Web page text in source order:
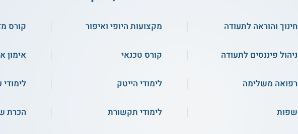
חינוך והוראה לתעודה מקצועות היופי ואיפור קורס
ניהול פיננסים לתעודה קורס טכנאי אימון
רפואה משלימה לימודי הייטק לימודי
שפות לימודי תקשורת הכרת